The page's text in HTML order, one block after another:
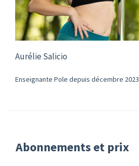
Aurélie Salicio
Enseignante Pole depuis décembre 2023
Abonnements et prix